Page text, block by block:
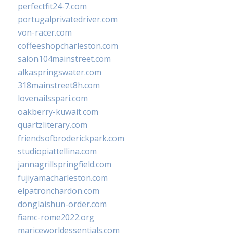
perfectfit24-7.com
portugalprivatedriver.com
von-racer.com
coffeeshopcharleston.com
salon104mainstreet.com
alkaspringswater.com
318mainstreet8h.com
lovenailsspari.com
oakberry-kuwait.com
quartzliterary.com
friendsofbroderickpark.com
studiopiattellina.com
jannagrillspringfield.com
fujiyamacharleston.com
elpatronchardon.com
donglaishun-order.com
fiamc-rome2022.org
mariceworldessentials.com